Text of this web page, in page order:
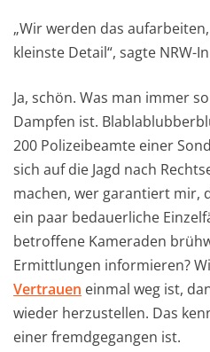
„Wir werden das
kleinste Detail“, sagte NRW-
Ja, schön. Was man immer
Dampfen ist.
200 Polizeibeamte einer
sich auf die Jagd nach
machen, wer garantiert mir,
ein paar bedauerliche
betroffene Kameraden
Ermittlungen informieren?
Vertrauen einmal weg ist,
wieder herzustellen. Das
einer fremdgegangen ist.